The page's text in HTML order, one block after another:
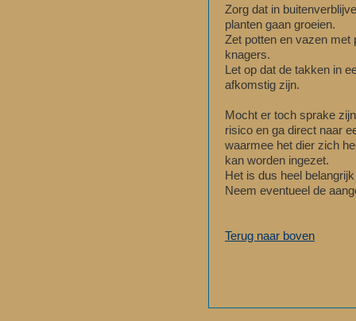
Zorg dat in
planten gaan groeien.
Zet potten en vazen met
knagers.
Let op dat de takken in
afkomstig zijn.
Mocht er toch sprake
risico en ga direct naar
waarmee het dier zich
kan worden ingezet.
Het is dus heel
Neem eventueel de
Terug naar boven